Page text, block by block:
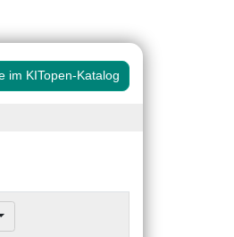
im KITopen-Katalog